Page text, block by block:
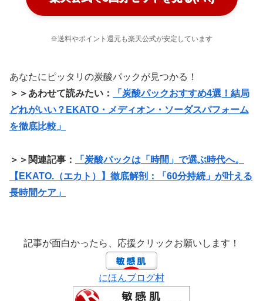
※送料やポイント還元も楽天公式が安定しています
あなたにピッタリの炭酸パックが見つかる！
＞＞あわせて読みたい：
「炭酸パックおすすめ4選！結局
どれがいい？EKATO・メディオン・ソーダスパフォーム
を徹底比較」
＞＞関連記事：
「炭酸パックは「時間」で選ぶ時代へ。
【EKATO.（エカト）】徹底解剖：「60分持続」が叶える
長時間ケア」
記事が面白かったら、応援クリックお願いします！
にほんブログ村